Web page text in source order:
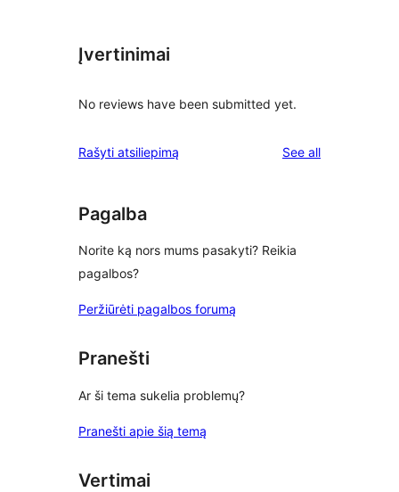
Įvertinimai
No reviews have been submitted yet.
Rašyti atsiliepimą See allreviews
Pagalba
Norite ką nors mums pasakyti? Reikia
pagalbos?
Peržiūrėti pagalbos forumą
Pranešti
Ar ši tema sukelia problemų?
Pranešti apie šią temą
Vertimai